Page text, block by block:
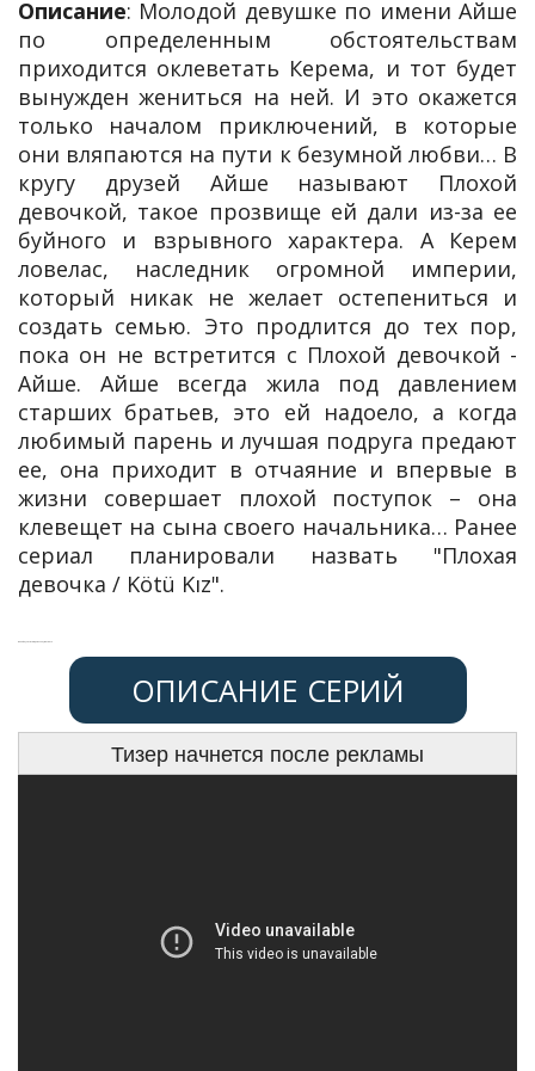
Описание: Молодой девушке по имени Айше
по определенным обстоятельствам
приходится оклеветать Керема, и тот будет
вынужден жениться на ней. И это окажется
только началом приключений, в которые
они вляпаются на пути к безумной любви… В
кругу друзей Айше называют Плохой
девочкой, такое прозвище ей дали из-за ее
буйного и взрывного характера. А Керем
ловелас, наследник огромной империи,
который никак не желает остепениться и
создать семью. Это продлится до тех пор,
пока он не встретится с Плохой девочкой -
Айше. Айше всегда жила под давлением
старших братьев, это ей надоело, а когда
любимый парень и лучшая подруга предают
ее, она приходит в отчаяние и впервые в
жизни совершает плохой поступок – она
клевещет на сына своего начальника… Ранее
сериал планировали назвать "Плохая
девочка / Kötü Kız".
ОПИСАНИЕ СЕРИЙ
Тизер начнется после рекламы